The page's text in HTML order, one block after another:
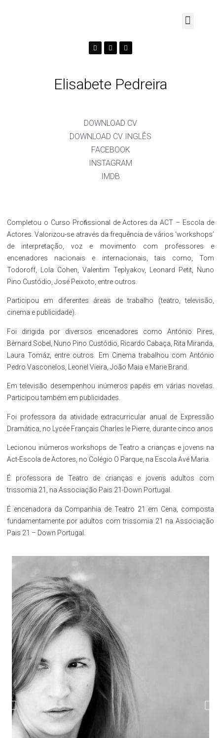
Elisabete Pedreira
DOWNLOAD CV
DOWNLOAD CV INGLÊS
FACEBOOK
INSTAGRAM
IMDB
Completou o Curso Proﬁssional de Actores da ACT – Escola de
Actores. Valorizou-se através da frequência de vários ‘workshops’
de interpretação, voz e movimento com professores e
encenadores nacionais e internacionais, tais como, Tom
Todoroff, Lola Cohen, Valentim Teplyakov, Leonard Petit, Nuno
Pino Custódio, José Peixoto, entre outros.
Participou em diferentes áreas de trabalho (teatro, televisão,
cinema e publicidade).
Foi dirigida por diversos encenadores como António Pires,
Bèrnard Sobel, Nuno Pino Custódio, Ricardo Cabaça, Rita Miranda,
Laura Tomáz, entre outros. Em Cinema trabalhou com António
Pedro Vasconelos, Leonel Vieira, João Maia e Marie Brand.
Em televisão desempenhou inúmeros papéis em várias novelas.
Participou também em publicidades.
Foi professora da atividade extracurricular anual de Expressão
Dramática, no Lycée Français Charles le Pierre, durante cinco anos
Lecionou inúmeros workshops de Teatro a crianças e jovens na
Act-Escola de Actores, no Colégio O Parque, na Escola Avé Maria.
É professora de Teatro de crianças e jovens adultos com
trissomia 21, na Associação Pais 21-Down Portugal.
É encenadora da Companhia de Teatro 21 em Cena, composta
fundamentamente por adultos com trissomia 21 na Associação
Pais 21 – Down Portugal.